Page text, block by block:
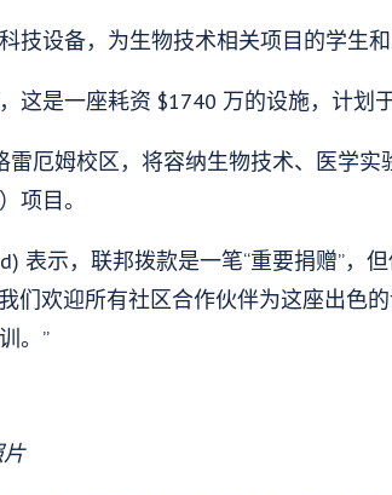
技设备，为生物技术相关项目的学生和
是一座耗资 $1740 万的设施，计划
厄姆校区，将容纳生物技术、医学实
项目。
表示，联邦拨款是一笔“重要捐赠”，
们欢迎所有社区合作伙伴为这座出色
。”
片